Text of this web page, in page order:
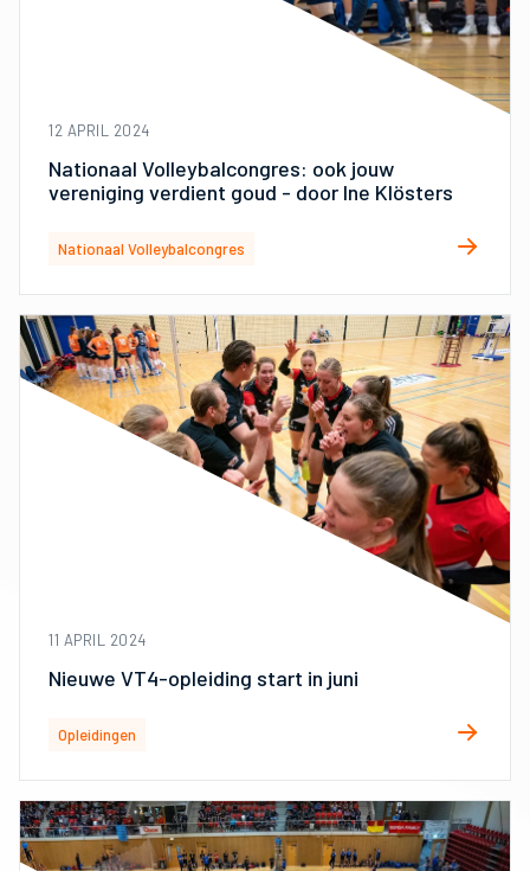
12 APRIL 2024
Nationaal Volleybalcongres: ook jouw
vereniging verdient goud - door Ine Klösters
Nationaal Volleybalcongres
11 APRIL 2024
Nieuwe VT4-opleiding start in juni
Opleidingen